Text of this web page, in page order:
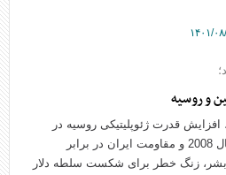
و روسیه
قدرت ژئوپلیتیکی روسیه در
منطقه اوراسیا، بحران مالی سال 2008 و مقاومت ایران در برابر
زنگ خطر برای شکست سلطه دلار